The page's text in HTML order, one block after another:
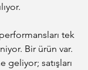
tek
Bir ürün var.
geliyor; satışları